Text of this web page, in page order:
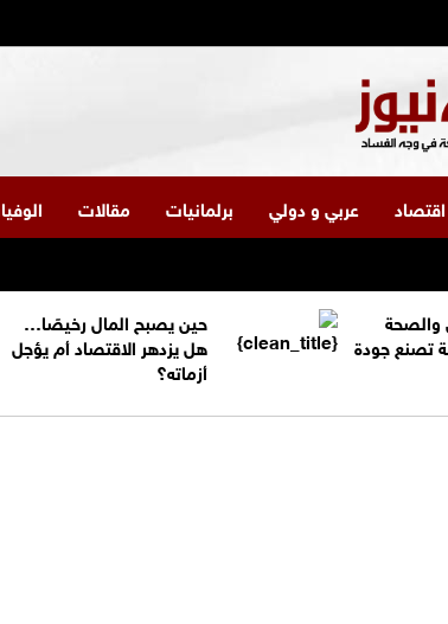
اقتصاد عربي و دولي برلمانيات مقالات
والصحة
تصنع جودة
حين يصبح المال رخيصًا…
هل يزدهر الاقتصاد أم يؤجل
أزماته؟